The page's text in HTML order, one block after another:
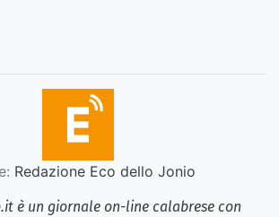
Redazione Eco dello Jonio
è un giornale on-line calabrese con